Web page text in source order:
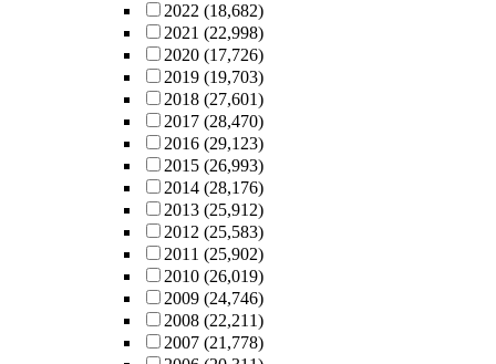
2022 (18,682)
2021 (22,998)
2020 (17,726)
2019 (19,703)
2018 (27,601)
2017 (28,470)
2016 (29,123)
2015 (26,993)
2014 (28,176)
2013 (25,912)
2012 (25,583)
2011 (25,902)
2010 (26,019)
2009 (24,746)
2008 (22,211)
2007 (21,778)